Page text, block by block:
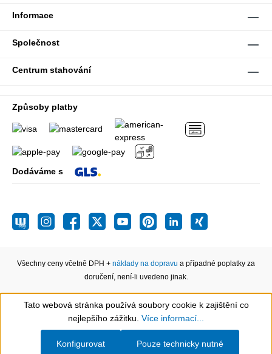
Informace
Společnost
Centrum stahování
Způsoby platby
Dodáváme s
Všechny ceny včetně DPH + náklady na dopravu a případné poplatky za
doručení, není-li uvedeno jinak.
Show toolbar
Tato webová stránka používá soubory cookie k zajištění co
nejlepšího zážitku. Více informací...
Pouze technicky nutné
Konfigurovat